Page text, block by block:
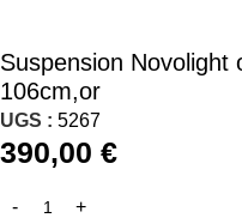
Suspension Novolight
106cm,or
UGS : 5267
390,00 €